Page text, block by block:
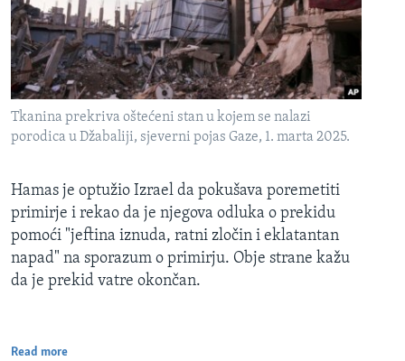
Tkanina prekriva oštećeni stan u kojem se nalazi
porodica u Džabaliji, sjeverni pojas Gaze, 1. marta 2025.
Hamas je optužio Izrael da pokušava poremetiti
primirje i rekao da je njegova odluka o prekidu
pomoći "jeftina iznuda, ratni zločin i eklatantan
napad" na sporazum o primirju. Obje strane kažu
da je prekid vatre okončan.
Read more